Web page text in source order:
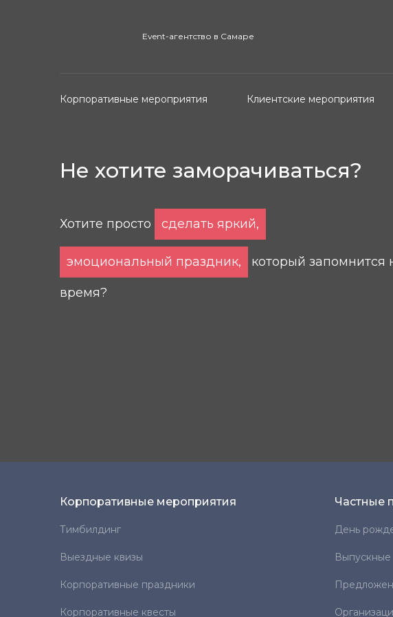
Event-агентство в Самаре
Корпоративные мероприятия Клиентские мероприятия
Не хотите заморачиваться?
Хотите просто сделать яркий,
эмоциональный праздник, который запомнится
время?
Корпоративные мероприятия
Тимбилдинг
Выездные квизы
Корпоративные праздники
Корпоративные квесты
Частные
День
Выпускные